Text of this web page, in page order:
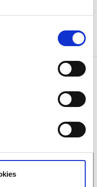
produkter
säsongsbetonade